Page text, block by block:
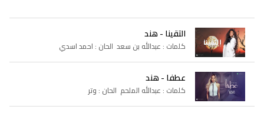
التقينا - هند
كلمات : عبدالله بن سعد الحان : احمد اسدي
عطفا - هند
كلمات : عبدالله الملحم الحان : وتر